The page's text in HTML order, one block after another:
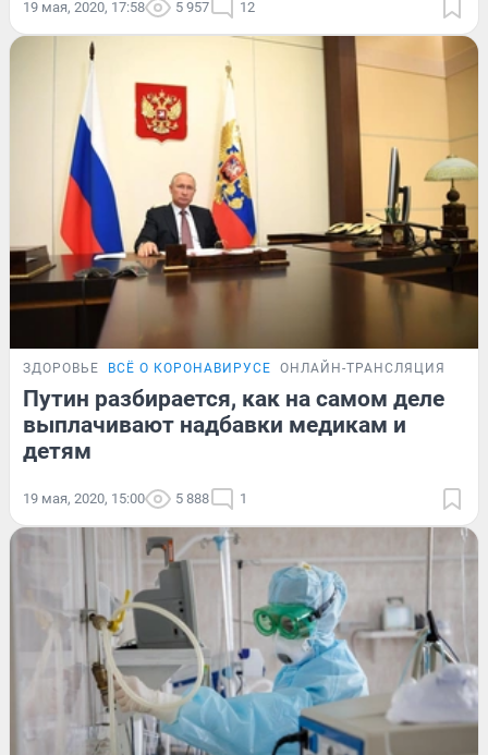
19 мая, 2020, 17:58 5 957 12
ЗДОРОВЬЕ ВСЁ О КОРОНАВИРУСЕ ОНЛАЙН-ТРАНСЛЯЦИЯ
Путин разбирается, как на самом деле
выплачивают надбавки медикам и
детям
19 мая, 2020, 15:00 5 888 1